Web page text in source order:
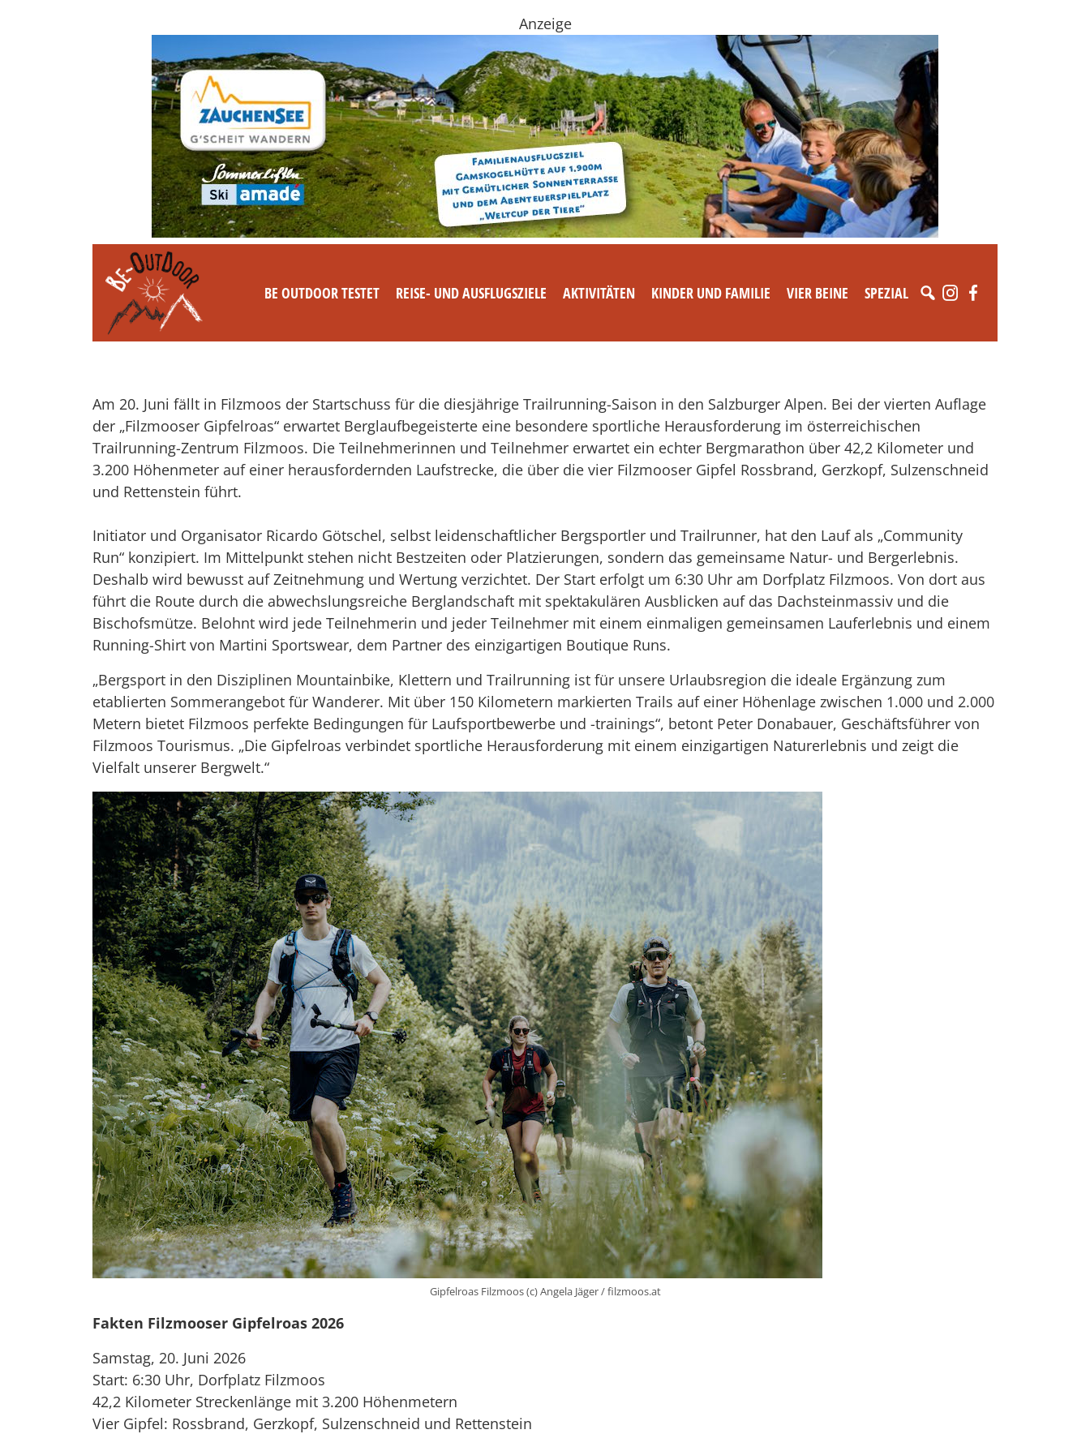
Anzeige
BE OUTDOOR TESTET REISE- UND AUSFLUGSZIELE AKTIVITÄTEN KINDER UND FAMILIE VIER BEINE SPEZIAL
Am 20. Juni fällt in Filzmoos der Startschuss für die diesjährige Trailrunning-Saison in den Salzburger Alpen. Bei der vierten Auflage
der „Filzmooser Gipfelroas“ erwartet Berglaufbegeisterte eine besondere sportliche Herausforderung im österreichischen
Trailrunning-Zentrum Filzmoos. Die Teilnehmerinnen und Teilnehmer erwartet ein echter Bergmarathon über 42,2 Kilometer und
3.200 Höhenmeter auf einer herausfordernden Laufstrecke, die über die vier Filzmooser Gipfel Rossbrand, Gerzkopf, Sulzenschneid
und Rettenstein führt.
Initiator und Organisator Ricardo Götschel, selbst leidenschaftlicher Bergsportler und Trailrunner, hat den Lauf als „Community
Run“ konzipiert. Im Mittelpunkt stehen nicht Bestzeiten oder Platzierungen, sondern das gemeinsame Natur- und Bergerlebnis.
Deshalb wird bewusst auf Zeitnehmung und Wertung verzichtet. Der Start erfolgt um 6:30 Uhr am Dorfplatz Filzmoos. Von dort aus
führt die Route durch die abwechslungsreiche Berglandschaft mit spektakulären Ausblicken auf das Dachsteinmassiv und die
Bischofsmütze. Belohnt wird jede Teilnehmerin und jeder Teilnehmer mit einem einmaligen gemeinsamen Lauferlebnis und einem
Running-Shirt von Martini Sportswear, dem Partner des einzigartigen Boutique Runs.
„Bergsport in den Disziplinen Mountainbike, Klettern und Trailrunning ist für unsere Urlaubsregion die ideale Ergänzung zum
etablierten Sommerangebot für Wanderer. Mit über 150 Kilometern markierten Trails auf einer Höhenlage zwischen 1.000 und 2.000
Metern bietet Filzmoos perfekte Bedingungen für Laufsportbewerbe und -trainings“, betont Peter Donabauer, Geschäftsführer von
Filzmoos Tourismus. „Die Gipfelroas verbindet sportliche Herausforderung mit einem einzigartigen Naturerlebnis und zeigt die
Vielfalt unserer Bergwelt.“
Gipfelroas Filzmoos (c) Angela Jäger / filzmoos.at
Fakten Filzmooser Gipfelroas 2026
Samstag, 20. Juni 2026
Start: 6:30 Uhr, Dorfplatz Filzmoos
42,2 Kilometer Streckenlänge mit 3.200 Höhenmetern
Vier Gipfel: Rossbrand, Gerzkopf, Sulzenschneid und Rettenstein